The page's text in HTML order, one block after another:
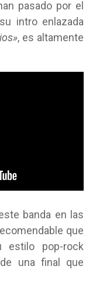
pasado por el
intro enlazada
, es altamente
banda en las
que
estilo pop-rock
una final que